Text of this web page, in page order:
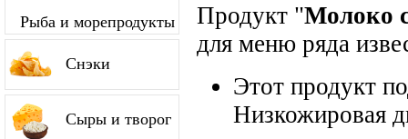
Рыба и морепродукты
Снэки
Сыры и творог
Продукт "Молоко
для меню ряда
Этот продукт
Низкожировая